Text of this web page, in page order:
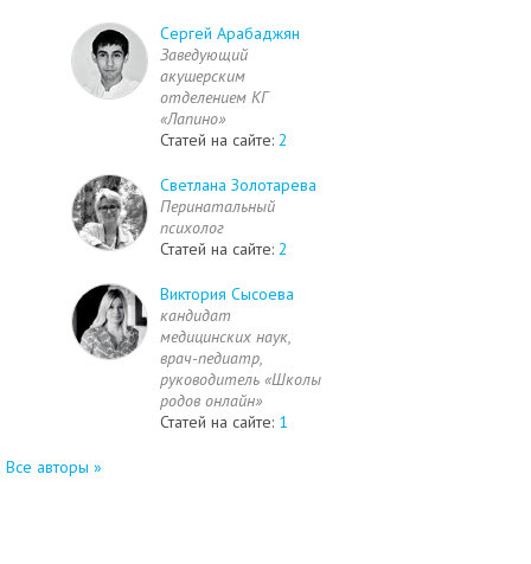
Сергей Арабаджян
Заведующий
акушерским
отделением КГ
«Лапино»
Статей на сайте: 2
Светлана Золотарева
Перинатальный
психолог
Статей на сайте: 2
Виктория Сысоева
кандидат
медицинских наук,
врач-педиатр,
руководитель «Школы
родов онлайн»
Статей на сайте: 1
Все авторы »